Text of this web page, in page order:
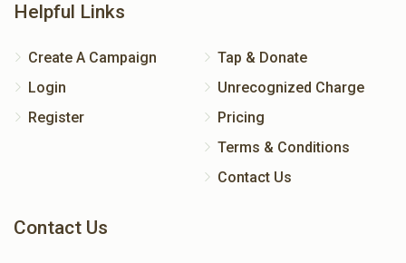
Helpful Links
Create A Campaign
Login
Register
Tap & Donate
Unrecognized Charge
Pricing
Terms & Conditions
Contact Us
Contact Us